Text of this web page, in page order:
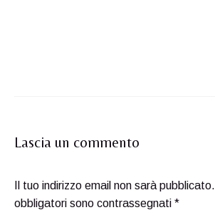
Lascia un commento
Il tuo indirizzo email non sarà pubblicato.
obbligatori sono contrassegnati *